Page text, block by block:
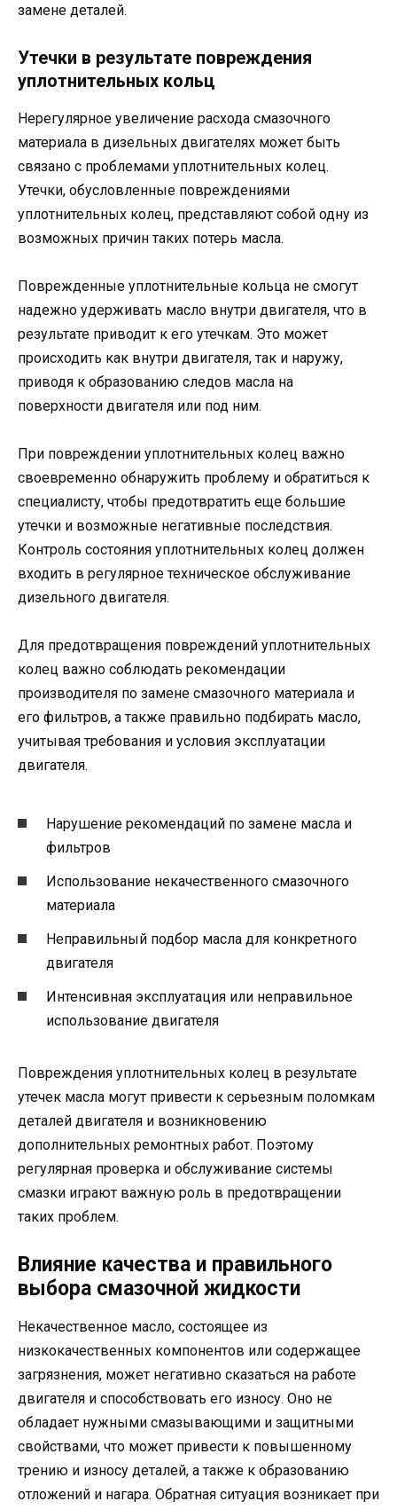
замене деталей.
Утечки в результате повреждения
уплотнительных кольц
Нерегулярное увеличение расхода смазочного
материала в дизельных двигателях может быть
связано с проблемами уплотнительных колец.
Утечки, обусловленные повреждениями
уплотнительных колец, представляют собой одну из
возможных причин таких потерь масла.
Поврежденные уплотнительные кольца не смогут
надежно удерживать масло внутри двигателя, что в
результате приводит к его утечкам. Это может
происходить как внутри двигателя, так и наружу,
приводя к образованию следов масла на
поверхности двигателя или под ним.
При повреждении уплотнительных колец важно
своевременно обнаружить проблему и обратиться к
специалисту, чтобы предотвратить еще большие
утечки и возможные негативные последствия.
Контроль состояния уплотнительных колец должен
входить в регулярное техническое обслуживание
дизельного двигателя.
Для предотвращения повреждений уплотнительных
колец важно соблюдать рекомендации
производителя по замене смазочного материала и
его фильтров, а также правильно подбирать масло,
учитывая требования и условия эксплуатации
двигателя.
Нарушение рекомендаций по замене масла и
фильтров
Использование некачественного смазочного
материала
Неправильный подбор масла для конкретного
двигателя
Интенсивная эксплуатация или неправильное
использование двигателя
Повреждения уплотнительных колец в результате
утечек масла могут привести к серьезным поломкам
деталей двигателя и возникновению
дополнительных ремонтных работ. Поэтому
регулярная проверка и обслуживание системы
смазки играют важную роль в предотвращении
таких проблем.
Влияние качества и правильного
выбора смазочной жидкости
Некачественное масло, состоящее из
низкокачественных компонентов или содержащее
загрязнения, может негативно сказаться на работе
двигателя и способствовать его износу. Оно не
обладает нужными смазывающими и защитными
свойствами, что может привести к повышенному
трению и износу деталей, а также к образованию
отложений и нагара. Обратная ситуация возникает при